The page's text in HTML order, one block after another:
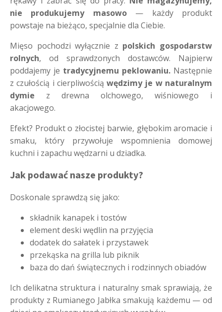
nie produkujemy masowo— każdy produkt
powstaje na bieżąco, specjalnie dla Ciebie.
Mięso pochodzi wyłącznie z polskich gospodarstw
rolnych, od sprawdzonych dostawców. Najpierw
poddajemy je tradycyjnemu peklowaniu. Następnie
z czułością i cierpliwościąwędzimy je w naturalnym
dymie z drewna olchowego, wiśniowego i
akacjowego.
Efekt? Produkt o złocistej barwie, głębokim aromacie i
smaku, który przywołuje wspomnienia domowej
kuchni i zapachu wędzarni u dziadka.
Jak podawać nasze produkty?
Doskonale sprawdzą się jako:
składnik kanapek i tostów
element deski wędlin na przyjęcia
dodatek do sałatek i przystawek
przekąska na grilla lub piknik
baza do dań świątecznych i rodzinnych obiadów
Ich delikatna struktura i naturalny smak sprawiają, że
produkty z Rumianego Jabłka smakują każdemu — od